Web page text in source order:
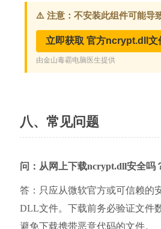
八、常见问题
问：从网上下载ncrypt.dll安全吗
答：只应从微软官方或可信赖的
DLL文件。下载前务必验证文件
避免下载携带恶意代码的文件。